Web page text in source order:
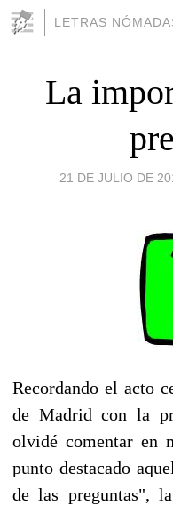
LETRAS
La
21 DE JULIO DE
Recordando el acto
de Madrid con la
olvidé comentar en
punto destacado
de las preguntas",